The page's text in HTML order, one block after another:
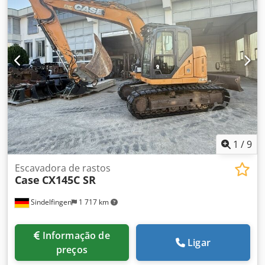
Mercedes Sprinter Motor 3.0 318 CDI V6, 184 CV
Quilometragem atual: 522.600 km Inspeção técnica válida
até 22.12.2026 Cedpfxezcurxj Ap Ejha O veículo necessita
de reparos de chapa, mecanicamente em bom estado.
1 /9
Sindelfingen 1 717 km
Escavadora de rastos
Case CX145C SR
preços
Ligar